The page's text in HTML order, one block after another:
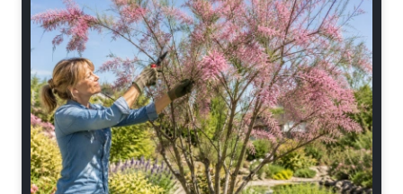
Gartenpraxis